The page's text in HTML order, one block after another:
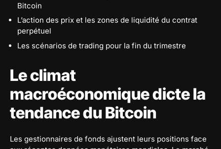
Bitcoin
L’action des prix et les zones de liquidité du contrat
perpétuel
Les scénarios de trading pour la fin du trimestre
Le climat
macroéconomique dicte la
tendance du Bitcoin
Les gestionnaires de fonds ajustent leurs positions face